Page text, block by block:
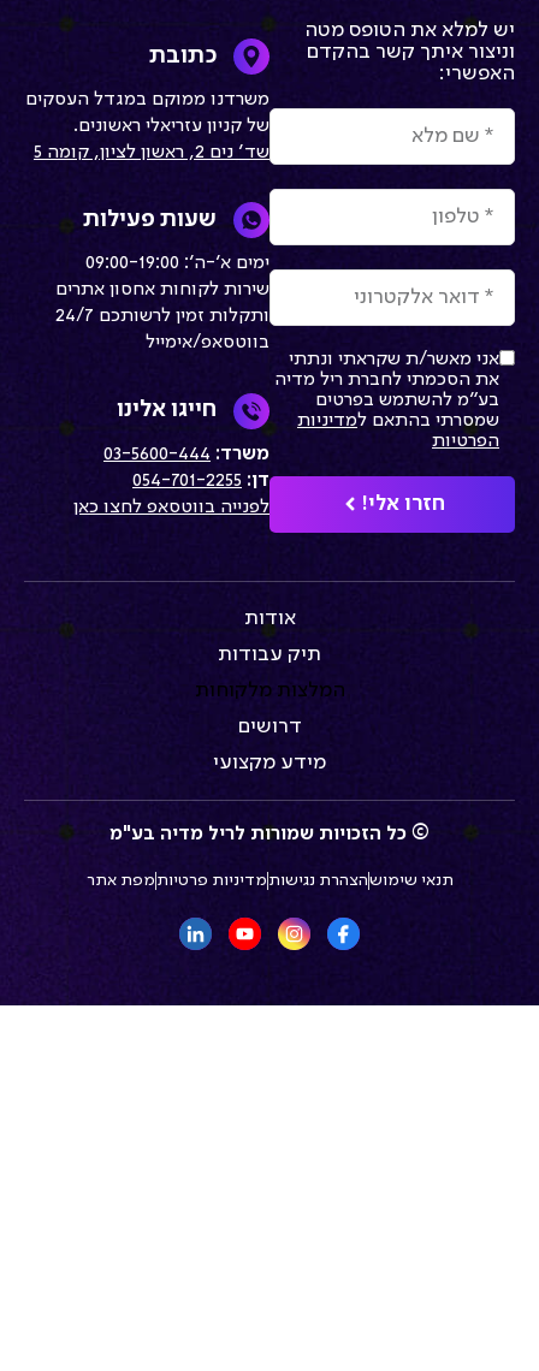
יש למלא את הטופס מטה
וניצור איתך קשר בהקדם
האפשרי:
אני מאשר/ת שקראתי ונתתי
את הסכמתי לחברת ריל מדיה
בע״מ להשתמש בפרטים
שמסרתי בהתאם למדיניות
הפרטיות
חזרו אלי!
כתובת
משרדנו ממוקם במגדל העסקים
של קניון עזריאלי ראשונים.
שד׳ נים 2, ראשון לציון, קומה 5
שעות פעילות
ימים א׳-ה׳: 09:00-19:00
שירות לקוחות אחסון אתרים
ותקלות זמין לרשותכם 24/7
בווטסאפ/אימייל
חייגו אלינו
משרד: 03-5600-444
דן: 054-701-2255
לפנייה בווטסאפ לחצו כאן
אודות
תיק עבודות
המלצות מלקוחות
דרושים
מידע מקצועי
© כל הזכויות שמורות לריל מדיה בע"מ
תנאי שימושהצהרת נגישות מדיניות פרטיות מפת אתר